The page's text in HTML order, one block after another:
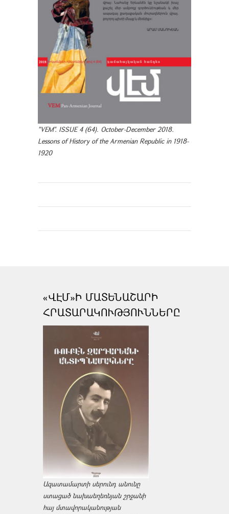
"VEM". ISSUE 4 (64). October-December 2018.
Lessons of History of the Armenian Republic in 1918-
1920
«ՎԷՄ»Ի ՄԱՏԵՆԱՇԱՐԻ
ՀՐԱՏԱՐԱԿՈՒԹՅՈՒՆՆԵՐԸ
Ազատամարտի սերունդ անունը
ստացած նախաեղեռնյան շրջանի
հայ մտավորականության